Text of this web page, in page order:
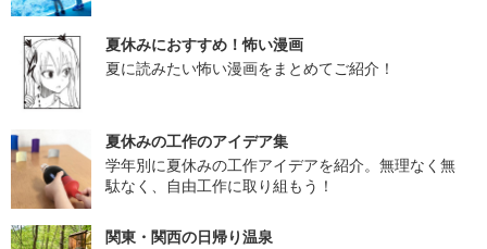
夏休みにおすすめ！怖い漫画
夏に読みたい怖い漫画をまとめてご紹介！
夏休みの工作のアイデア集
学年別に夏休みの工作アイデアを紹介。無理なく無
駄なく、自由工作に取り組もう！
関東・関西の日帰り温泉